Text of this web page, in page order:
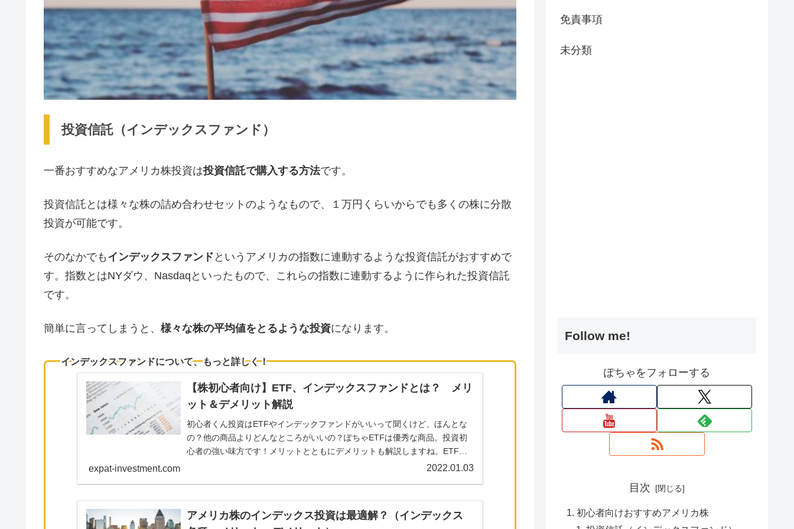
投資信託（インデックスファンド）
一番おすすめなアメリカ株投資は投資信託で購入する方法です。
投資信託とは様々な株の詰め合わせセットのようなもので、１万円くらいからでも多くの株に分散
投資が可能です。
そのなかでも インデックスファンド というアメリカの指数に連動するような投資信託がおすすめで
す。指数とはNYダウ、Nasdaqといったもので、これらの指数に連動するように作られた投資信託
です。
簡単に言ってしまうと、 様々な株の平均値をとるような投資になります。
インデックスファンドについて、もっと詳しく！
【株初心者向け】ETF、インデックスファンドとは？ メリ
ット＆デメリット解説
初心者くん投資はETFやインデックファンドがいいって聞くけど、ほんとな
の？他の商品よりどんなところがいいの？ぽちゃETFは優秀な商品。投資初
心者の強い味方です！メリットとともにデメリットも解説しますね。ETF、
expat-investment.com 2022.01.03
アメリカ株のインデックス投資は最適解？（インデックス
免責事項
未分類
Follow me!
ぽちゃをフォローする
目次
初心者向けおすすめアメリカ株